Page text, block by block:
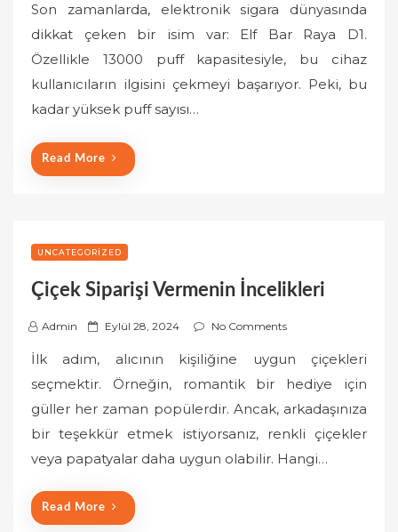
s
t
d
o
Son zamanlarda, elektronik sigara dünyasında
dikkat çeken bir isim var: Elf Bar Raya D1.
Özellikle 13000 puff kapasitesiyle, bu cihaz
kullanıcıların ilgisini çekmeyi başarıyor. Peki, bu
kadar yüksek puff sayısı…
Read More
UNCATEGORIZED
Çiçek Siparişi Vermenin İncelikleri
Admin
P
s
t
e
d
o
Eylül 28, 2024 No Comments
İlk adım, alıcının kişiliğine uygun çiçekleri
seçmektir. Örneğin, romantik bir hediye için
güller her zaman popülerdir. Ancak, arkadaşınıza
bir teşekkür etmek istiyorsanız, renkli çiçekler
veya papatyalar daha uygun olabilir. Hangi…
Read More